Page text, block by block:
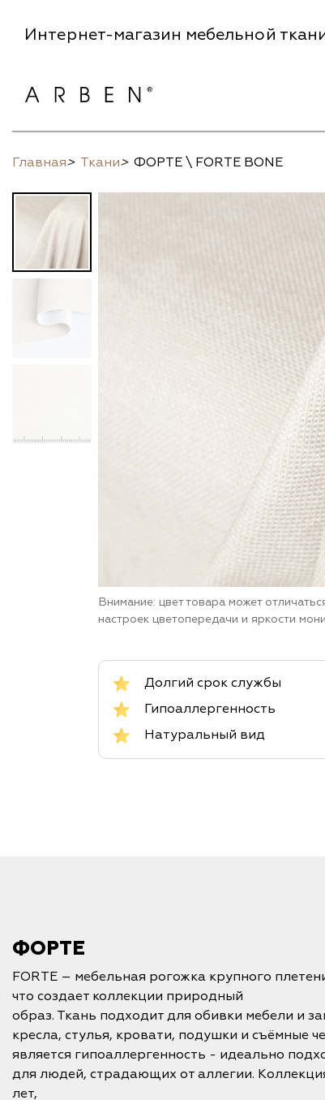
Интернет-магазин мебельной
Главная> Ткани> ФОРТЕ \ FORTE BONE
Внимание: цвет товара может
настроек цветопередачи и яркости
Долгий срок службы
Гипоаллергенность
Натуральный вид
ФОРТЕ
FORTE – мебельная рогожка крупного
что создает коллекции природный
образ. Ткань подходит для обивки мебели и
кресла, стулья, кровати, подушки и съёмные
является гипоаллергенность - идеально
для людей, страдающих от аллегии.
лет,